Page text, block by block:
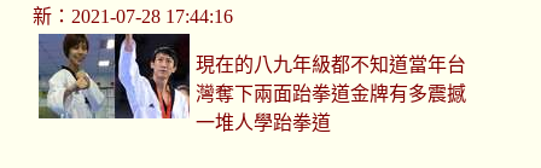
新：2021-07-28 17:44:16
現在的八九年級都不知道當年台
灣奪下兩面跆拳道金牌有多震撼
一堆人學跆拳道